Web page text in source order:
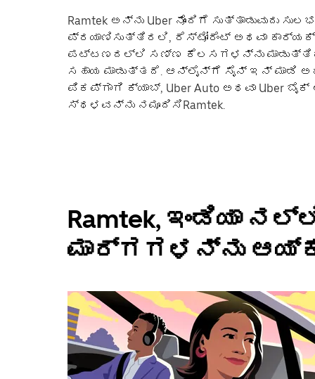
Ramtek ಅನ್ನು Uber ನೊಂದಿಗೆ ಸುತ್ತಾಡುವುದು
ಪ್ರಯಾಣಿಸುತ್ತಿರಲಿ, ರೆಸ್ಟೋರೆಂಟ್ ಅಥವಾ
ಪಟ್ಟಣದಲ್ಲಿ ಸಣ್ಣ ಕೆಲಸಗಳನ್ನು
ಸಹಾಯ ಮಾಡುತ್ತದೆ. ಆನ್‌ಲೈನ್‌ಗೆ ಸೈನ್ ಇನ್
ಪಿಕಪ್‌ಗಾಗಿ ಕ್ಯಾಬ್, Uber Auto ಅಥವಾ Uber
ಸ್ಥಳವನ್ನು ನಮೂದಿಸಿRamtek.
Ramtek, ಇಂಡಿಯಾ
ಮಾರ್ಗಗಳನ್ನು